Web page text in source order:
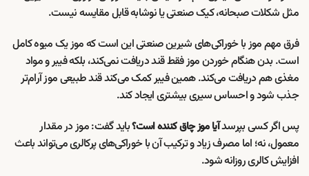
مثل شکلات صبحانه، کیک صنعتی یا نوشابه قابل مقایسه نیست.
فرق مهم موز با خوراکی‌های شیرین صنعتی این است که موز یک میوه کامل
است. بدن هنگام خوردن موز فقط قند دریافت نمی‌کند، بلکه فیبر و مواد
مغذی هم دریافت می‌کند. همین فیبر کمک می‌کند قند طبیعی موز آرام‌تر
جذب شود و احساس سیری بیشتری ایجاد کند.
پس اگر کسی بپرسدآیا موز چاق کننده است؟باید گفت: موز در مقدار
معمول، نه؛ اما مصرف زیاد و ترکیب آن با خوراکی‌های پرکالری می‌تواند باعث
افزایش کالری روزانه شود.